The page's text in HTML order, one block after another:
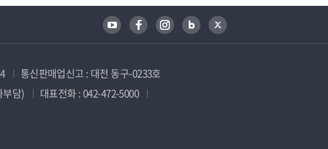
통신판매업신고 : 대전 동구-0233호
부담)
대표전화 : 042-472-5000